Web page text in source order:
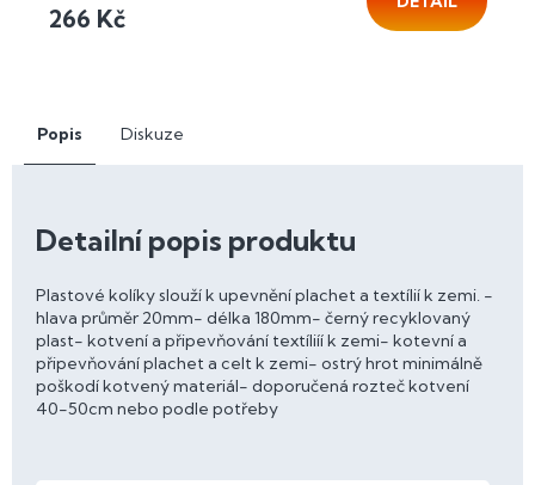
266 Kč
Popis Diskuze
Detailní popis produktu
Plastové kolíky slouží k upevnění plachet a textílií k zemi. -
hlava průměr 20mm- délka 180mm- černý recyklovaný
plast- kotvení a připevňování textíliíí k zemi- kotevní a
připevňování plachet a celt k zemi- ostrý hrot minimálně
poškodí kotvený materiál- doporučená rozteč kotvení
40-50cm nebo podle potřeby